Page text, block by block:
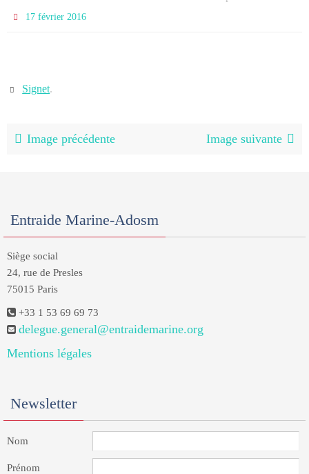
17 février 2016
Signet.
Image précédente Image suivante
Entraide Marine-Adosm
Siège social
24, rue de Presles
75015 Paris
+33 1 53 69 69 73
delegue.general@entraidemarine.org
Mentions légales
Newsletter
Nom
Prénom